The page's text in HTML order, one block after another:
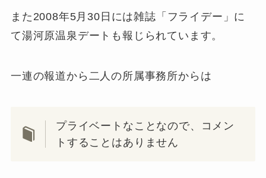
また2008年5月30日には雑誌「フライデー」に
て湯河原温泉デートも報じられています。
一連の報道から二人の所属事務所からは
プライベートなことなので、コメン
トすることはありません